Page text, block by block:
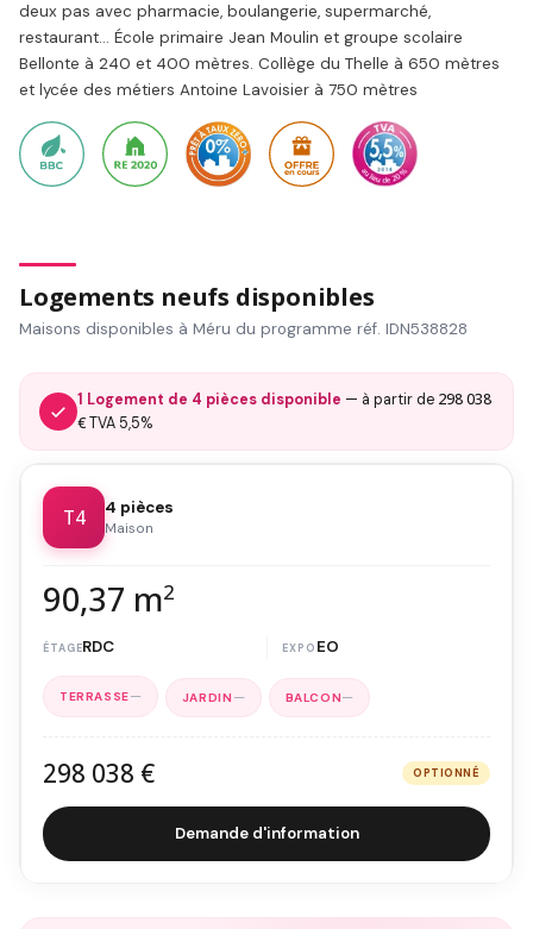
deux pas avec pharmacie, boulangerie, supermarché,
restaurant… École primaire Jean Moulin et groupe scolaire
Bellonte à 240 et 400 mètres. Collège du Thelle à 650 mètres
et lycée des métiers Antoine Lavoisier à 750 mètres
Logements neufs disponibles
Maisons disponibles à Méru du programme réf. IDN538828
1 Logement de 4 pièces disponible — à partir de 298 038
€TVA 5,5%
T4 4 pièces
Maison
90,37 m2
RDC EO
— — —
298 038 € OPTIONNÉ
Demande d'information